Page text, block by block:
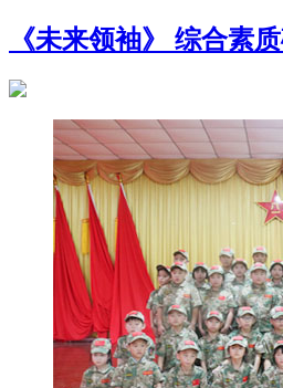
《未来领袖》 综合素